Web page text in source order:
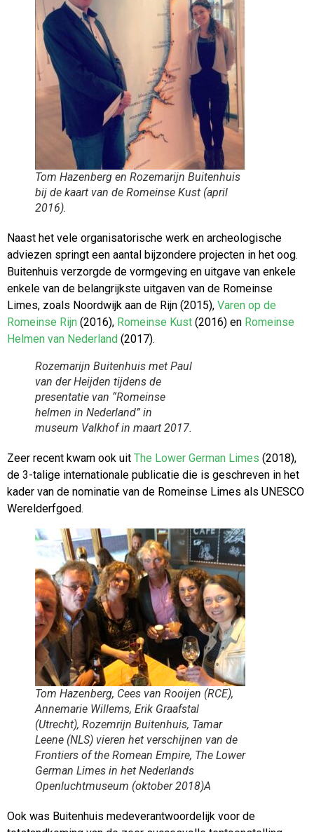
Tom Hazenberg en Rozemarijn Buitenhuis
bij de kaart van de Romeinse Kust (april
2016).
Naast het vele organisatorische werk en archeologische
adviezen springt een aantal bijzondere projecten in het oog.
Buitenhuis verzorgde de vormgeving en uitgave van enkele
enkele van de belangrijkste uitgaven van de Romeinse
Limes, zoals Noordwijk aan de Rijn (2015), Varen op de
Romeinse Rijn (2016), Romeinse Kust (2016) en Romeinse
Helmen van Nederland (2017).
Rozemarijn Buitenhuis met Paul
van der Heijden tijdens de
presentatie van “Romeinse
helmen in Nederland” in
museum Valkhof in maart 2017.
Zeer recent kwam ook uit The Lower German Limes (2018),
de 3-talige internationale publicatie die is geschreven in het
kader van de nominatie van de Romeinse Limes als UNESCO
Werelderfgoed.
Tom Hazenberg, Cees van Rooijen (RCE),
Annemarie Willems, Erik Graafstal
(Utrecht), Rozemrijn Buitenhuis, Tamar
Leene (NLS) vieren het verschijnen van de
Frontiers of the Romean Empire, The Lower
German Limes in het Nederlands
Openluchtmuseum (oktober 2018)A
Ook was Buitenhuis medeverantwoordelijk voor de